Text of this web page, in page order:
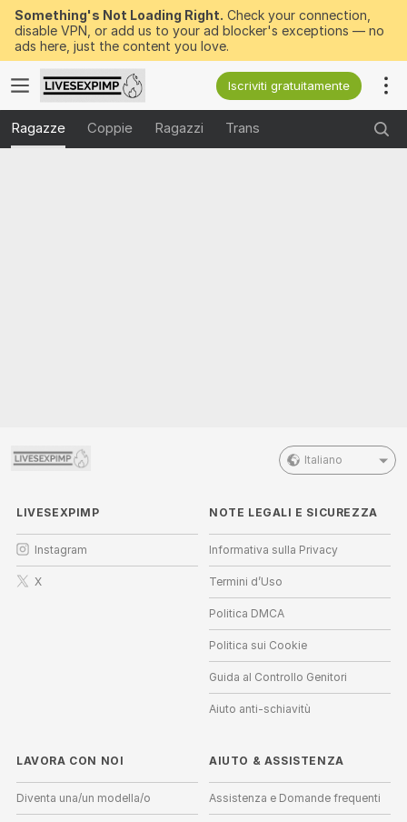
Something's Not Loading Right. Check your connection,
disable VPN, or add us to your ad blocker's exceptions — no
ads here, just the content you love.
Iscriviti gratuitamente
Ragazze Coppie Ragazzi Trans
Italiano
LIVESEXPIMP
Instagram
X
NOTE LEGALI E SICUREZZA
Informativa sulla Privacy
Termini d’Uso
Politica DMCA
Politica sui Cookie
Guida al Controllo Genitori
Aiuto anti-schiavitù
LAVORA CON NOI
Diventa una/un modella/o
AIUTO & ASSISTENZA
Assistenza e Domande frequenti